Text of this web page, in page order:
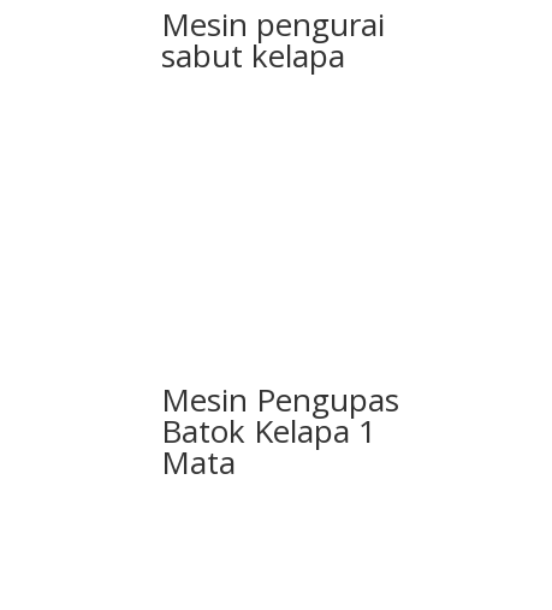
Mesin pengurai
sabut kelapa
Mesin Pengupas
Batok Kelapa 1
Mata